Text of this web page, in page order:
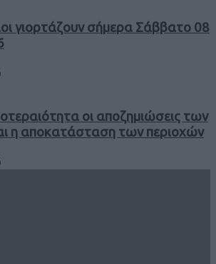
γιορτάζουν σήμερα Σάββατο 08
οι αποζημιώσεις των
η αποκατάσταση των περιοχών